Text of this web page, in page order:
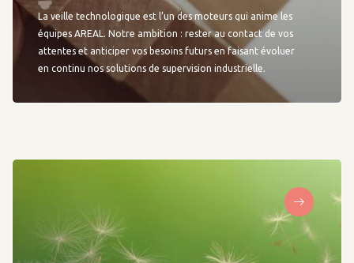
La veille technologique est l’un des moteurs qui anime les
équipes AREAL. Notre ambition : rester au contact de vos
attentes et anticiper vos besoins futurs en faisant évoluer
en continu nos solutions de supervision industrielle.